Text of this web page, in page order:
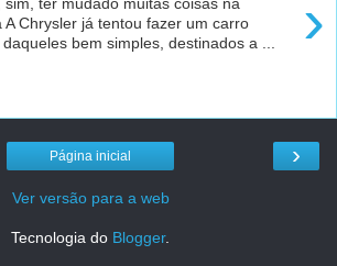
›
A Chrysler já tentou fazer um carro
bem simples, destinados a ...
›
Página inicial
Ver versão para a web
Tecnologia do Blogger.